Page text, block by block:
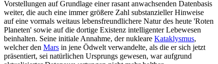
Vorstellungen auf Grundlage einer rasant anwachsenden Datenbasis
weiter, die auch eine immer größere Zahl substanzieller Hinweise
auf eine vormals weitaus lebensfreundlichere Natur des heute 'Roten
Planeten' sowie auf die dortige Existenz intelligenter Lebewesen
beinhalten. Seine initiale Annahme, der nukleare Kataklysmus,
welcher den Mars in jene Ödwelt verwandelte, als die er sich jetzt
präsentiert, sei natürlichen Ursprungs gewesen, war aufgrund